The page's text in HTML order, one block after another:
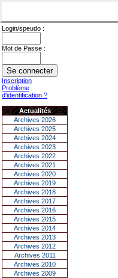
Login/speudo :
Mot de Passe :
Inscription
Problème
d'identification ?
Actualités
Archives 2026
Archives 2025
Archives 2024
Archives 2023
Archives 2022
Archives 2021
Archives 2020
Archives 2019
Archives 2018
Archives 2017
Archives 2016
Archives 2015
Archives 2014
Archives 2013
Archives 2012
Archives 2011
Archives 2010
Archives 2009